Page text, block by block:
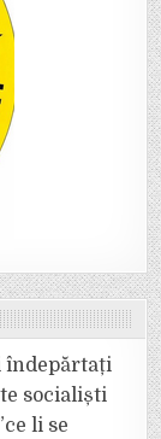
îndepărtați
socialiști
li se